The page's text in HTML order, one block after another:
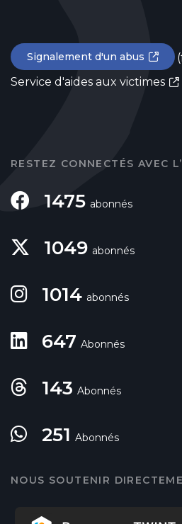
Signalement d'un abus
Service d'aides aux victimes
RESTEZ CONNECTÉS AVEC
1475 abonnés
1049 abonnés
1014 abonnés
647 Abonnés
143 Abonnés
251 Abonnés
NOUS SOUTENIR